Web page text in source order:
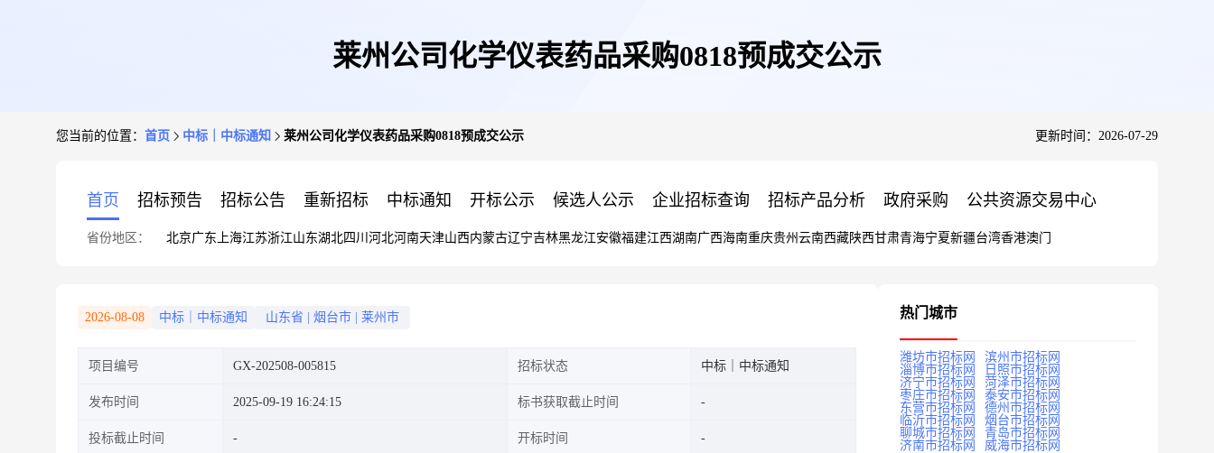
莱州公司化学仪表药品采购0818预成交公示
您当前的位置： 首页 中标｜中标通知 莱州公司化学仪表药品采购0818预成交公示 更新时间：2026-07-29
首页 招标预告 招标公告 重新招标 中标通知 开标公示 候选人公示 企业招标查询 招标产品分析 政府采购 公共资源交易中心
省份地区： 北京广东 上海江苏浙江山东湖北四川 河北河南天津山西内蒙古辽宁吉林黑龙江安徽福建江西湖南广西海南重庆贵州 云南西藏陕西甘肃青海宁夏新疆台湾香港澳门
2026-08-08 中标｜中标通知 山东省 烟台市 莱州市
项目编号 GX-202508-005815 招标状态 中标｜中标通知
发布时间 2025-09-19 16:24:15 标书获取截止时间
投标截止时间 开标时间
热门城市
潍坊市招标网
滨州市招标网
淄博市招标网
日照市招标网
济宁市招标网
菏泽市招标网
枣庄市招标网
泰安市招标网
东营市招标网
德州市招标网
临沂市招标网
烟台市招标网
聊城市招标网
青岛市招标网
济南市招标网
威海市招标网